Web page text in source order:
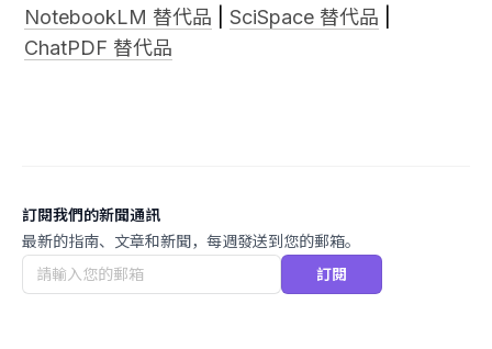
NotebookLM 替代品
SciSpace 替代品
ChatPDF 替代品
訂閱我們的新聞通訊
最新的指南、文章和新聞，每週發送到您的郵箱。
訂閱